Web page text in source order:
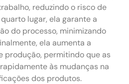
reduzindo o risco de
lugar, ela garante a
do processo, minimizando
ela aumenta a
produção, permitindo que as
às mudanças na
dos produtos.